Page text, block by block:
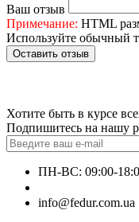
Ваш отзыв
Примечание: HTML
Используйте обычный
Оставить отзыв
Хотите быть в курсе
Подпишитесь на нашу
ПН-ВС: 09:00-
info@fedur.com.ua